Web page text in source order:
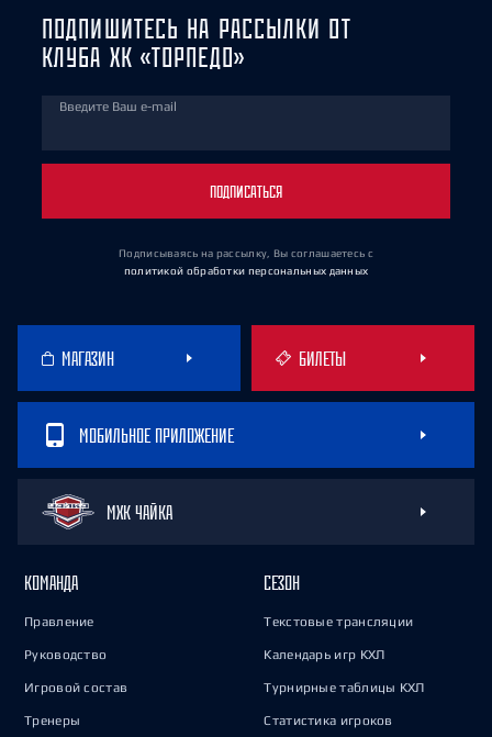
ПОДПИШИТЕСЬ НА РАССЫЛКИ ОТ
КЛУБА ХК «ТОРПЕДО»
Введите Ваш e-mail
ПОДПИСАТЬСЯ
Подписываясь на рассылку, Вы соглашаетесь с
политикой обработки персональных данных
МАГАЗИН БИЛЕТЫ
МОБИЛЬНОЕ ПРИЛОЖЕНИЕ
МХК ЧАЙКА
КОМАНДА
Правление
Руководство
Игровой состав
Тренеры
СЕЗОН
Текстовые трансляции
Календарь игр КХЛ
Турнирные таблицы КХЛ
Статистика игроков